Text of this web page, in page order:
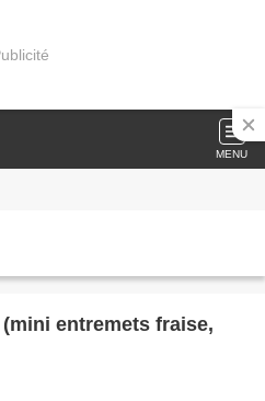
MENU
entremets fraise,